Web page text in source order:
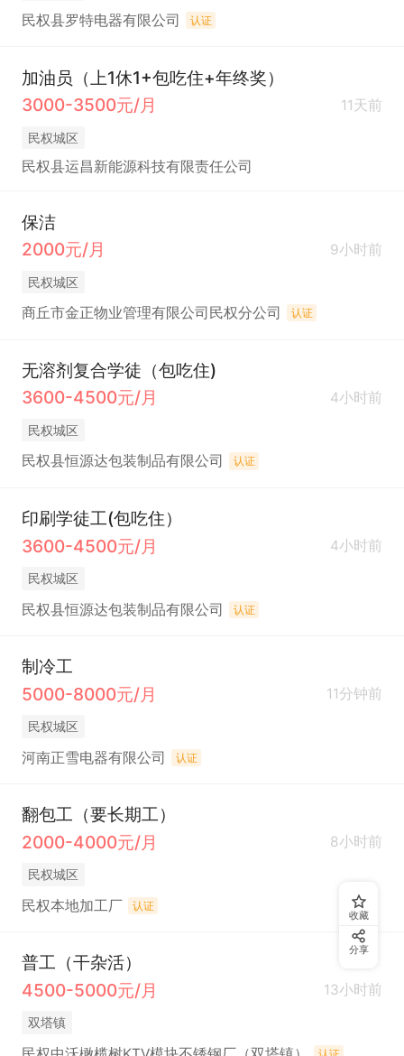
民权县罗特电器有限公司 认证
加油员（上1休1+包吃住+年终奖）
3000-3500元/月
11天前
民权城区
民权县运昌新能源科技有限责任公司
保洁
2000元/月
9小时前
民权城区
商丘市金正物业管理有限公司民权分公司 认证
无溶剂复合学徒（包吃住)
3600-4500元/月
4小时前
民权城区
民权县恒源达包装制品有限公司 认证
印刷学徒工(包吃住）
3600-4500元/月
4小时前
民权城区
民权县恒源达包装制品有限公司 认证
制冷工
5000-8000元/月
11分钟前
民权城区
河南正雪电器有限公司 认证
翻包工（要长期工）
2000-4000元/月
8小时前
民权城区
民权本地加工厂 认证
普工（干杂活）
4500-5000元/月
13小时前
双塔镇
收藏
分享